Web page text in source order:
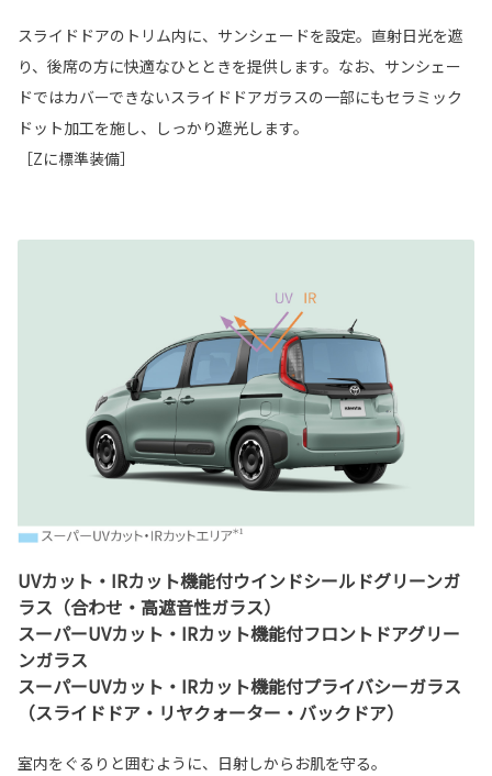
スライドドアのトリム内に、サンシェードを設定。直射日光を遮
り、後席の方に快適なひとときを提供します。なお、サンシェー
ドではカバーできないスライドドアガラスの一部にもセラミック
ドット加工を施し、しっかり遮光します。
［Zに標準装備］
UVカット・IRカット機能付ウインドシールドグリーンガ
ラス（合わせ・高遮音性ガラス）
スーパーUVカット・IRカット機能付フロントドアグリー
ンガラス
スーパーUVカット・IRカット機能付プライバシーガラス
（スライドドア・リヤクォーター・バックドア）
室内をぐるりと囲むように、日射しからお肌を守る。